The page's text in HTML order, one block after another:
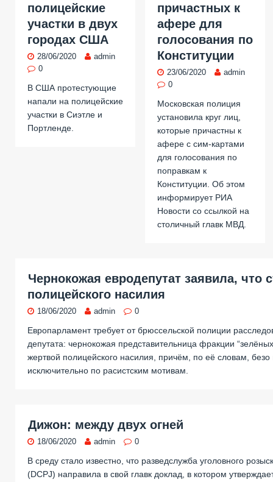
полицейские
участки в двух
городах США
28/06/2020
admin
0
В США протестующие
напали на полицейские
участки в Сиэтле и
Портленде.
причастных к
афере для
голосования по
Конституции
23/06/2020
admin
0
Московская полиция
установила круг лиц,
которые причастны к
афере с сим-картами
для голосования по
поправкам к
Конституции. Об этом
информирует РИА
Новости со ссылкой на
столичный главк МВД.
Чернокожая евродепутат заявила, что
полицейского насилия
18/06/2020 admin 0
Европарламент требует от брюссельской полиции
депутата: чернокожая представительница фракции
жертвой полицейского насилия, причём, по её словам, безо
исключительно по расистским мотивам.
Дижон: между двух огней
18/06/2020 admin 0
В среду стало известно, что разведслужба уголовного
(DCPJ) направила в свой главк доклад, в котором